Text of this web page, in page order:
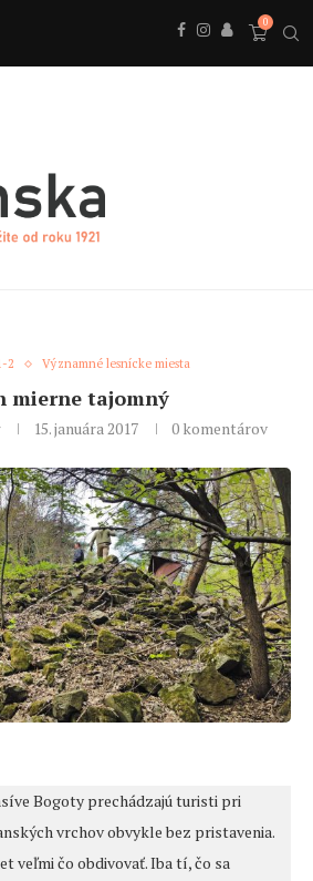
0
2 Významné lesnícke miesta
mierne tajomný
15. januára 2017 0 komentárov
Bogoty prechádzajú turisti pri
vrchov obvykle bez pristavenia.
veľmi čo obdivovať. Iba tí, čo sa